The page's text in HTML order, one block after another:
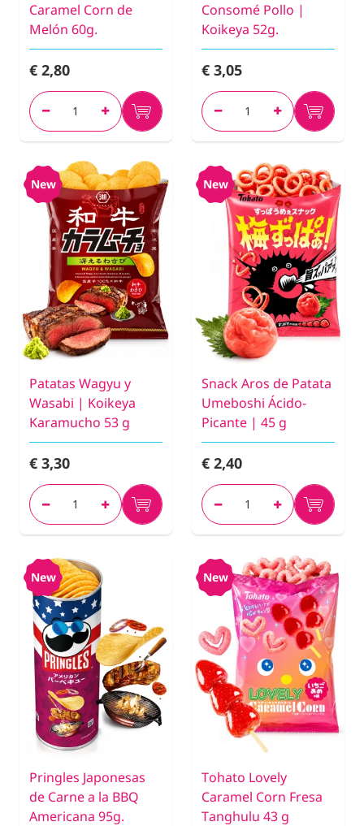
Caramel Corn de
Melón 60g.
€ 2,80
Consomé Pollo |
Koikeya 52g.
€ 3,05
New
Patatas Wagyu y
Wasabi | Koikeya
Karamucho 53 g
€ 3,30
New
Snack Aros de Patata
Umeboshi Ácido-
Picante | 45 g
€ 2,40
New
Pringles Japonesas
de Carne a la BBQ
Americana 95g.
New
Tohato Lovely
Caramel Corn Fresa
Tanghulu 43 g